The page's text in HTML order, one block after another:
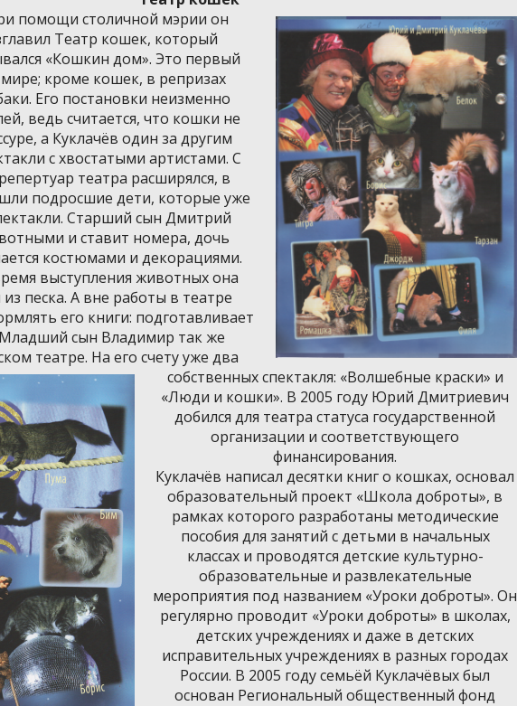
помощи столичной мэрии он
Театр кошек, который
«Кошкин дом». Это первый
кроме кошек, в репризах
Его постановки неизменно
ведь считается, что кошки не
а Куклачёв один за другим
с хвостатыми артистами. С
театра расширялся, в
подросшие дети, которые уже
Старший сын Дмитрий
и ставит номера, дочь
костюмами и декорациями.
выступления животных она
песка. А вне работы в театре
его книги: подготавливает
сын Владимир так же
театре. На его счету уже два
собственных спектакля: «Волшебные краски» и
«Люди и кошки». В 2005 году Юрий Дмитриевич
добился для театра статуса государственной
организации и соответствующего
финансирования.
Куклачёв написал десятки книг о кошках, основал
образовательный проект «Школа доброты», в
рамках которого разработаны методические
пособия для занятий с детьми в начальных
классах и проводятся детские культурно-
образовательные и развлекательные
мероприятия под названием «Уроки доброты». Он
регулярно проводит «Уроки доброты» в школах,
детских учреждениях и даже в детских
исправительных учреждениях в разных городах
России. В 2005 году семьёй Куклачёвых был
основан Региональный общественный фонд